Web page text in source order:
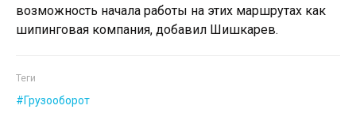
возможность начала работы на этих маршрутах как
шипинговая компания, добавил Шишкарев.
Теги
Грузооборот